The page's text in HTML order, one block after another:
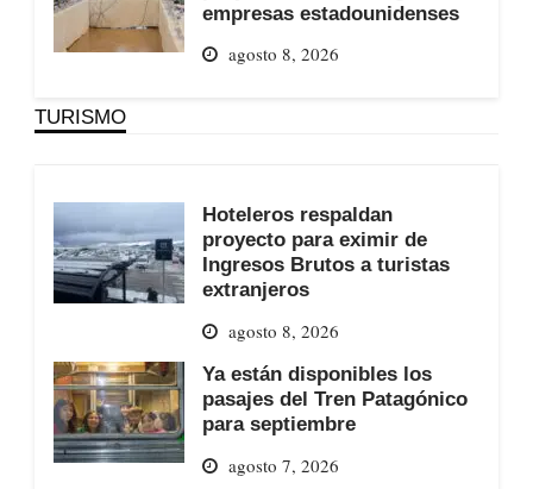
empresas estadounidenses
agosto 8, 2026
TURISMO
Hoteleros respaldan
proyecto para eximir de
Ingresos Brutos a turistas
extranjeros
agosto 8, 2026
Ya están disponibles los
pasajes del Tren Patagónico
para septiembre
agosto 7, 2026